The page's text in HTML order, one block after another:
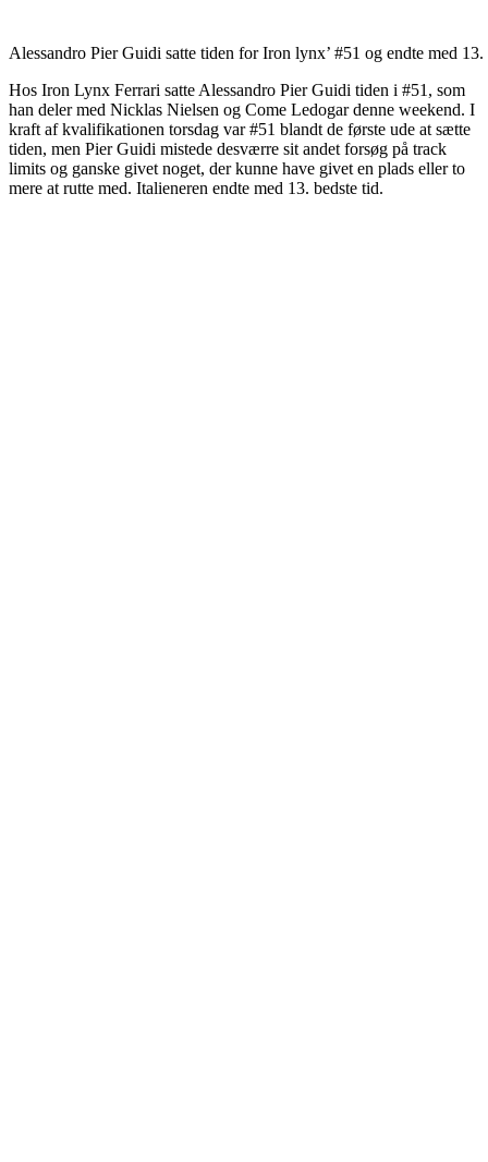
Alessandro Pier Guidi satte tiden for Iron lynx’ #51 og endte med 13.
Hos Iron Lynx Ferrari satte Alessandro Pier Guidi tiden i #51, som
han deler med Nicklas Nielsen og Come Ledogar denne weekend. I
kraft af kvalifikationen torsdag var #51 blandt de første ude at sætte
tiden, men Pier Guidi mistede desværre sit andet forsøg på track
limits og ganske givet noget, der kunne have givet en plads eller to
mere at rutte med. Italieneren endte med 13. bedste tid.